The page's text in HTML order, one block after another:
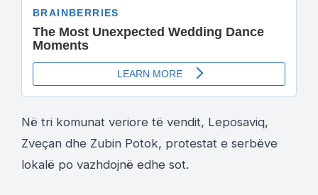
Në tri komunat veriore të vendit, Leposaviq,
Zveçan dhe Zubin Potok, protestat e serbëve
lokalë po vazhdojnë edhe sot.